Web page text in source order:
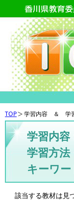
TOP 学習内容 ＆ 学
学習内容
学習方
キーワ
該当する教材は見